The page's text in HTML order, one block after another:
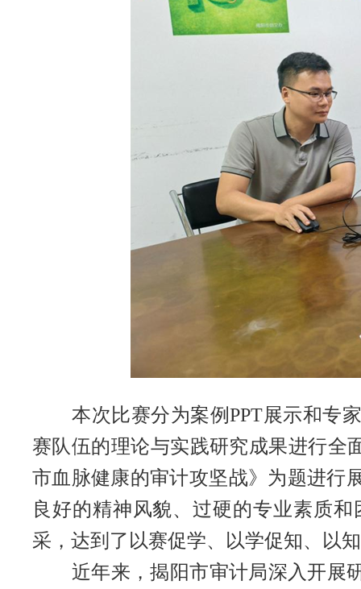
本次比赛分为案例PPT展示和专家
赛队伍的理论与实践研究成果进行
市血脉健康的审计攻坚战》为题进行
良好的精神风貌、过硬的专业素质
采，达到了以赛促学、以学促知、以
近年来，揭阳市审计局深入开展研